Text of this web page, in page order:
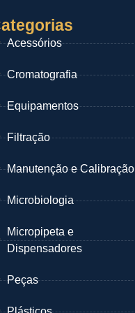
Acessórios
Cromatografia
Equipamentos
Filtração
Manutenção e Calibração
Microbiologia
Micropipeta e
Dispensadores
Peças